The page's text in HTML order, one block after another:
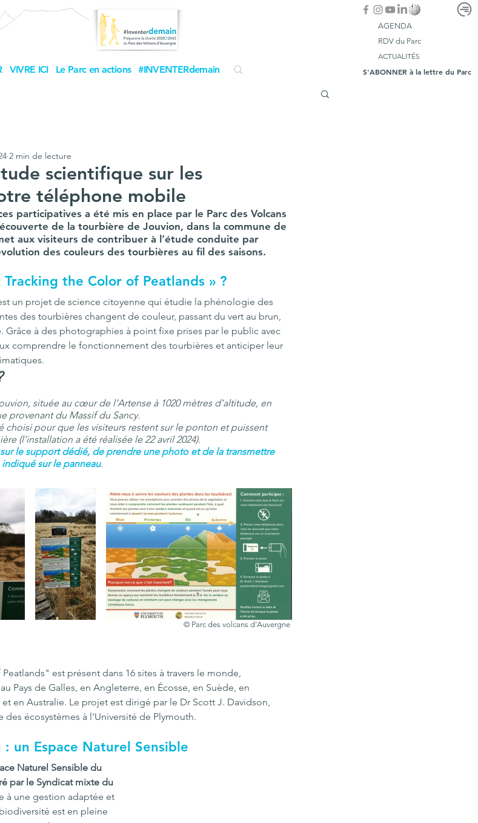
VIVRE ICI Le Parc en actions #INVENTERdemain
AGENDA
RDV du Parc
ACTUALITÉS
S'ABONNER à la lettre du Parc
scientifique sur les
téléphone mobile
2 min de lecture
participatives a été mis en place par le Parc des Volcans
de la tourbière de Jouvion, dans la commune de
aux visiteurs de contribuer à l’étude conduite par
des couleurs des tourbières au fil des saisons.
the Color of Peatlands » ?
un projet de science citoyenne qui étudie la phénologie des
des tourbières changent de couleur, passant du vert au brun,
Grâce à des photographies à point fixe prises par le public avec
comprendre le fonctionnement des tourbières et anticiper leur
située au cœur de l’Artense à 1020 mètres d’altitude, en
provenant du Massif du Sancy.
choisi pour que les visiteurs restent sur le ponton et puissent
(l’installation a été réalisée le 22 avril 2024).
le support dédié, de prendre une photo et de la transmettre
sur le panneau.
© Parc des volcans d’Auvergne
est présent dans 16 sites à travers le monde,
Pays de Galles, en Angleterre, en Écosse, en Suède, en
en Australie. Le projet est dirigé par le Dr Scott J. Davidson,
écosystèmes à l'Université de Plymouth.
un Espace Naturel Sensible
Naturel Sensible du
par le Syndicat mixte du
à une gestion adaptée et
est en pleine